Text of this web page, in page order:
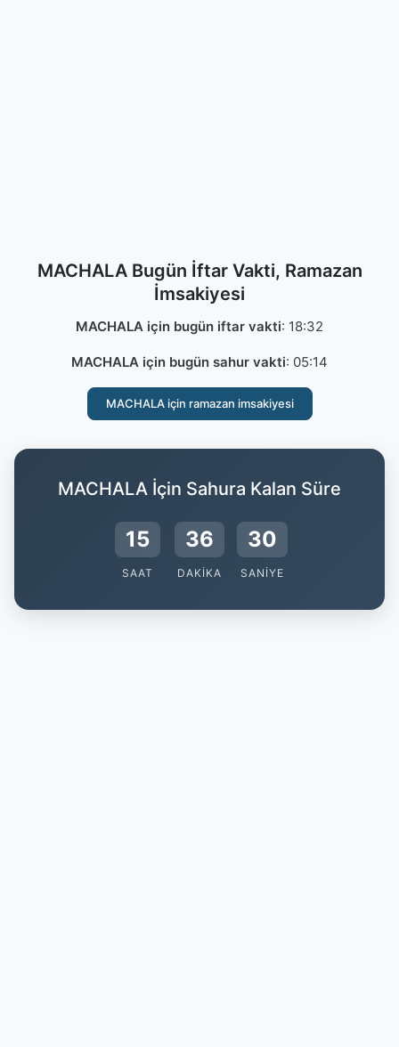
MACHALA Bugün İftar Vakti, Ramazan
İmsakiyesi
MACHALA için bugün iftar vakti: 18:32
MACHALA için bugün sahur vakti: 05:14
MACHALA için ramazan imsakiyesi
MACHALA İçin Sahura Kalan Süre
15
SAAT
36
DAKIKA
29
SANIYE